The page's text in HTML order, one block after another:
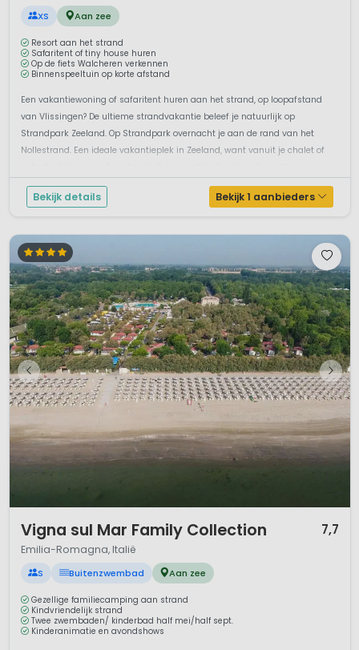
XS Aan zee
Resort aan het strand
Safaritent of tiny house huren
Op de fiets Walcheren verkennen
Binnenspeeltuin op korte afstand
Een vakantiewoning of safaritent huren aan het strand, op loopafstand
van Vlissingen? De ultieme strandvakantie beleef je natuurlijk op
Strandpark Zeeland. Op Strandpark overnacht je aan de rand van het
Nollestrand. Een ideale vakantieplek in Zeeland, want vanuit je chalet of
Bekijk details Bekijk 1 aanbieders
Vigna sul Mar Family Collection 7,7
Emilia-Romagna, Italië
S Buitenzwembad Aan zee
Gezellige familiecamping aan strand
Kindvriendelijk strand
Twee zwembaden/ kinderbad half mei/half sept.
Kinderanimatie en avondshows